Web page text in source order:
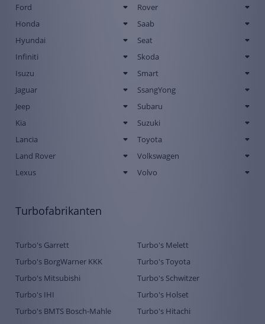
Ford
Honda
Hyundai
Infiniti
Isuzu
Jaguar
Jeep
Kia
Lancia
Land Rover
Lexus
Rover
Saab
Seat
Skoda
Smart
SsangYong
Subaru
Suzuki
Toyota
Volkswagen
Volvo
Turbofabrikanten
Turbo's Garrett
Turbo's BorgWarner KKK
Turbo's Mitsubishi
Turbo's IHI
Turbo's BMTS Bosch-Mahle
Turbo's Melett
Turbo's Toyota
Turbo's Schwitzer
Turbo's Holset
Turbo's Hitachi